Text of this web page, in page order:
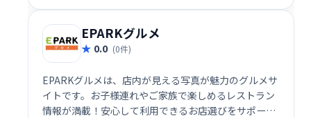
EPARKグルメ
0.0 (0件)
EPARKグルメは、店内が見える写真が魅力のグルメサ
イトです。お子様連れやご家族で楽しめるレストラン
情報が満載！安心して利用できるお店選びをサポート